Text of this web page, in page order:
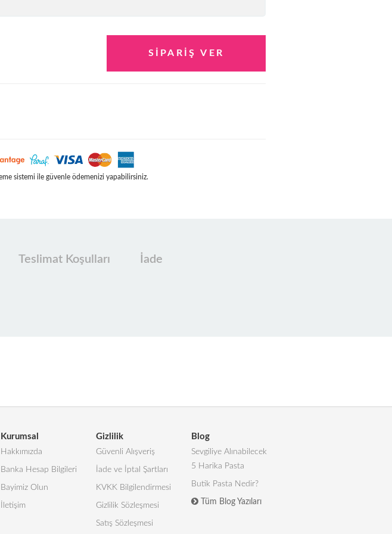
sistemi ile güvenle ödemenizi yapabilirsiniz.
Teslimat Koşulları İade
Kurumsal
Hakkımızda
Banka Hesap Bilgileri
Bayimiz Olun
İletişim
Gizlilik
Güvenli Alışveriş
İade ve İptal Şartları
KVKK Bilgilendirmesi
Gizlilik Sözleşmesi
Satış Sözleşmesi
Blog
Sevgiliye Alınabilecek
5 Harika Pasta
Butik Pasta Nedir?
Tüm Blog Yazıları